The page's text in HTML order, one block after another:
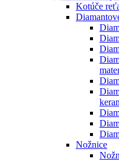
Kotúče
Nožnice